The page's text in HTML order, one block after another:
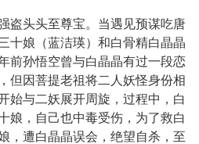
盗头头至尊宝。当遇见预谋吃唐
十娘（蓝洁瑛）和白骨精白晶晶
前孙悟空曾与白晶晶有过一段恋
但因菩提老祖将二人妖怪身份相
始与二妖展开周旋，过程中，白
娘，自己也中毒受伤，为了救白
，遭白晶晶误会，绝望自杀，至